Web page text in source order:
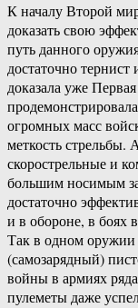
К началу Второй
доказать свою
путь данного
достаточно
доказала уже
огромных масс
меткость
скорострельные и
большим носимым
достаточно
и в обороне, в боях
Так в одном оружии
(самозарядный)
войны в армиях
пулеметы даже